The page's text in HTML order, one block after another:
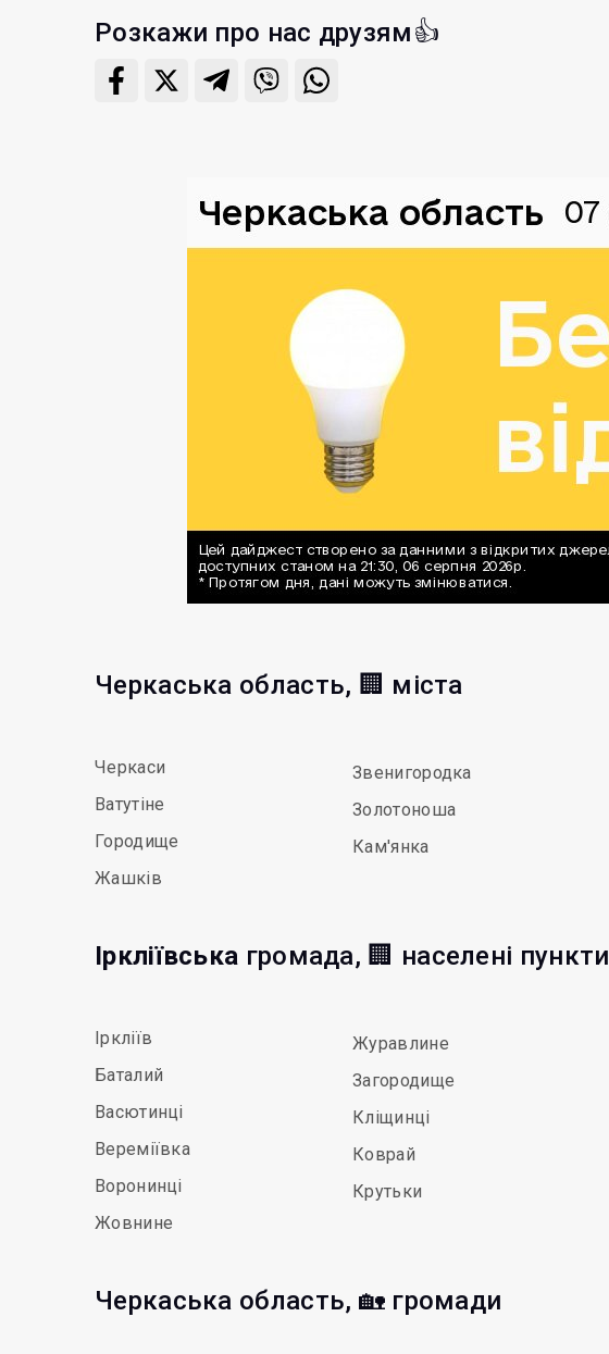
Розкажи про нас друзям👍
Черкаська область, 🏢 міста
Черкаси
Ватутіне
Городище
Жашків
Звенигородка
Золотоноша
Кам'янка
Іркліївська громада, 🏢 населені пункти
Іркліїв
Баталий
Васютинці
Вереміївка
Воронинці
Жовнине
Журавлине
Загородище
Кліщинці
Коврай
Крутьки
Черкаська область, 🏡 громади